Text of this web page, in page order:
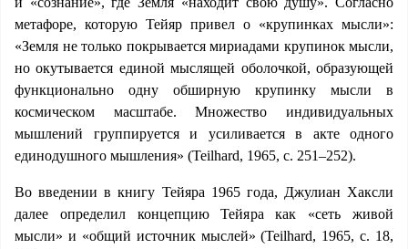
метафоре, которую Тейяр привел о «крупинках мысли»:
«Земля не только покрывается мириадами крупинок мысли,
но окутывается единой мыслящей оболочкой, образующей
функционально одну обширную крупинку мысли в
космическом масштабе. Множество индивидуальных
мышлений группируется и усиливается в акте одного
единодушного мышления» (Teilhard, 1965, с. 251–252).
Во введении в книгу Тейяра 1965 года, Джулиан Хаксли
далее определил концепцию Тейяра как «сеть живой
мысли» и «общий источник мыслей» (Teilhard, 1965, с. 18,